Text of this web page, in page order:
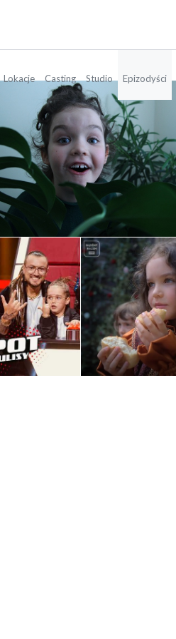
Lokacje Casting Studio Epizodyści